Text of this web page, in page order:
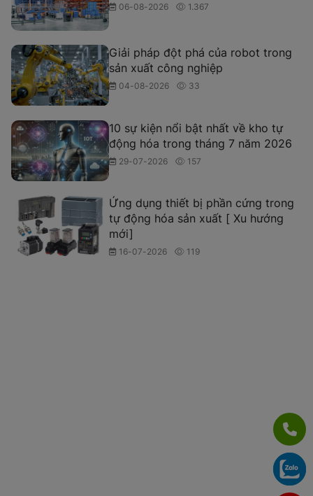
06-08-2026 1.367
Giải pháp đột phá của robot trong
sản xuất công nghiệp
04-08-2026 33
10 sự kiện nổi bật nhất về kho tự
động hóa trong tháng 7 năm 2026
29-07-2026 157
Ứng dụng thiết bị phần cứng trong
tự động hóa sản xuất [ Xu hướng
mới]
16-07-2026 119